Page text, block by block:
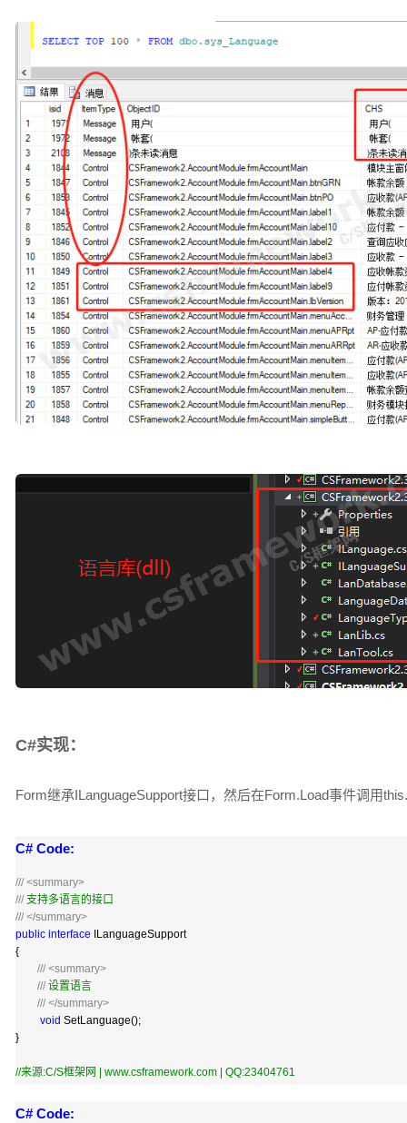
C#实现：
Form继承ILanguageSupport接口，然后在Form.Load事件调用
C# Code:
/// <summary>
/// 支持多语言的接口
/// </summary>
public interface ILanguageSupport
{
/// <summary>
/// 设置语言
/// </summary>
void SetLanguage();
}
//来源:C/S框架网 | www.csframework.com | QQ:23404761
C# Code: